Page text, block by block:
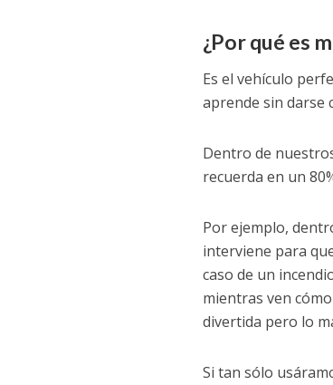
¿Por qué es
Es el vehículo
aprende sin darse
Dentro de
recuerda en un
Por ejemplo,
interviene para
caso de un
mientras ven
divertida pero lo
Si tan sólo